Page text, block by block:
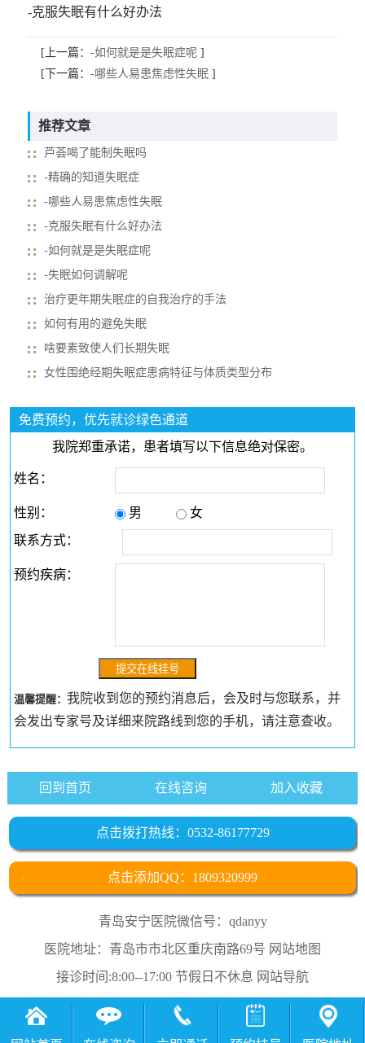
-克服失眠有什么好办法
[上一篇： -如何就是是失眠症呢]
[下一篇： -哪些人易患焦虑性失眠]
推荐文章
芦荟喝了能制失眠吗
-精确的知道失眠症
-哪些人易患焦虑性失眠
-克服失眠有什么好办法
-如何就是是失眠症呢
-失眠如何调解呢
治疗更年期失眠症的自我治疗的手法
如何有用的避免失眠
啥要素致使人们长期失眠
女性围绝经期失眠症患病特征与体质类型分布
免费预约，优先就诊绿色通道
我院郑重承诺，患者填写以下信息绝对保密。
姓名：
性别： 男
女
联系方式：
预约疾病：
温馨提醒：我院收到您的预约消息后，会及时与您联系，并
会发出专家号及详细来院路线到您的手机，请注意查收。
回到首页 在线咨询 加入收藏
点击拨打热线：0532-86177729
点击添加QQ：1809320999
青岛安宁医院微信号：qdanyy
医院地址：青岛市市北区重庆南路69号 网站地图
接诊时间:8:00--17:00 节假日不休息 网站导航